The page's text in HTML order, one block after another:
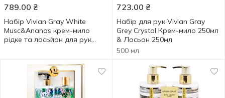
789.00 ₴
Набір Vivian Gray White
Musc&Ananas крем-мило
рідке та лосьйон для рук
723.00 ₴
Набір для рук Vivian Gray
Grey Crystal Крем-мило 250мл
& Лосьон 250мл
500 мл